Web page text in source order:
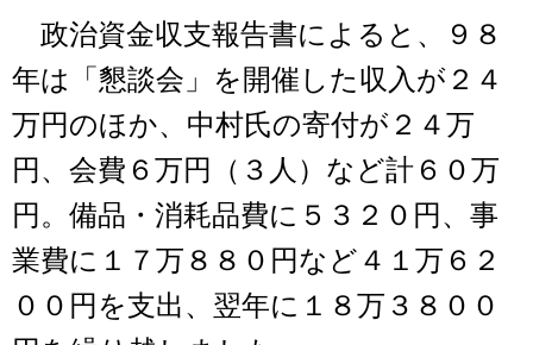
政治資金収支報告書によると、９８
年は「懇談会」を開催した収入が２４
万円のほか、中村氏の寄付が２４万
円、会費６万円（３人）など計６０万
円。備品・消耗品費に５３２０円、事
業費に１７万８８０円など４１万６２
００円を支出、翌年に１８万３８００